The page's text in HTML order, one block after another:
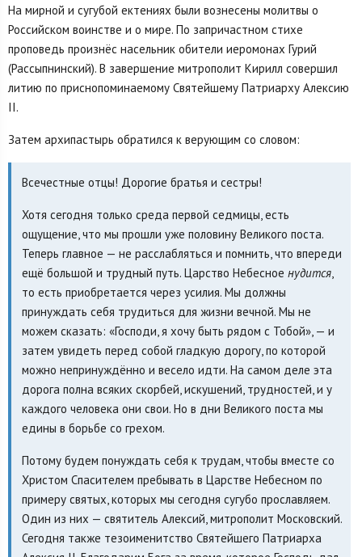
На мирной и сугубой ектениях были вознесены молитвы о
Российском воинстве и о мире. По запричастном стихе
проповедь произнёс насельник обители иеромонах Гурий
(Рассыпнинский). В завершение митрополит Кирилл совершил
литию по приснопоминаемому Святейшему Патриарху Алексию
II.
Затем архипастырь обратился к верующим со словом:
Всечестные отцы! Дорогие братья и сестры!
Хотя сегодня только среда первой седмицы, есть
ощущение, что мы прошли уже половину Великого поста.
Теперь главное — не расслабляться и помнить, что впереди
ещё большой и трудный путь. Царство Небесное нудится,
то есть приобретается через усилия. Мы должны
принуждать себя трудиться для жизни вечной. Мы не
можем сказать: «Господи, я хочу быть рядом с Тобой», — и
затем увидеть перед собой гладкую дорогу, по которой
можно непринуждённо и весело идти. На самом деле эта
дорога полна всяких скорбей, искушений, трудностей, и у
каждого человека они свои. Но в дни Великого поста мы
едины в борьбе со грехом.
Потому будем понуждать себя к трудам, чтобы вместе со
Христом Спасителем пребывать в Царстве Небесном по
примеру святых, которых мы сегодня сугубо прославляем.
Один из них — святитель Алексий, митрополит Московский.
Сегодня также тезоименитство Святейшего Патриарха